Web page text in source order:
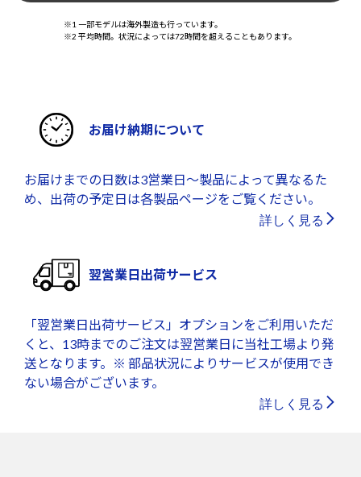
※1 一部モデルは海外製造も行っています。
※2 平均時間。状況によっては72時間を超えることもあります。
お届け納期について
お届けまでの日数は3営業日～製品によって異なるた
め、出荷の予定日は各製品ページをご覧ください。
詳しく見る
翌営業日出荷サービス
「翌営業日出荷サービス」オプションをご利用いただ
くと、13時までのご注文は翌営業日に当社工場より発
送となります。※ 部品状況によりサービスが使用でき
ない場合がございます。
詳しく見る